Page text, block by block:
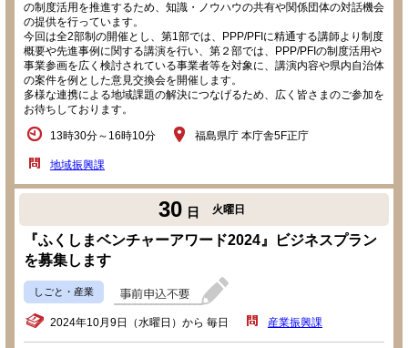
の制度活用を推進するため、知識・ノウハウの共有や関係団体の対話機会
の提供を行っています。
今回は全2部制の開催とし、第1部では、PPP/PFIに精通する講師より制度
概要や先進事例に関する講演を行い、第２部では、PPP/PFIの制度活用や
事業参画を広く検討されている事業者等を対象に、講演内容や県内自治体
の案件を例とした意見交換会を開催します。
多様な連携による地域課題の解決につなげるため、広く皆さまのご参加を
お待ちしております。
13時30分～16時10分 福島県庁 本庁舎5F正庁
地域振興課
30 日 火曜日
『ふくしまベンチャーアワード2024』ビジネスプラン
を募集します
しごと・産業
2024年10月9日（水曜日）から 毎日 産業振興課